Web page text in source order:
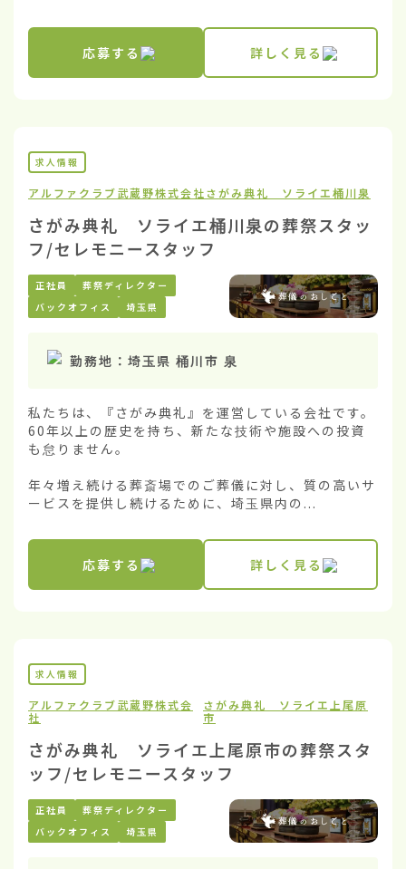
応募する 詳しく見る
求人情報
アルファクラブ武蔵野株式会社さがみ典礼 ソライエ桶川泉
さがみ典礼 ソライエ桶川泉の葬祭スタッ
フ/セレモニースタッフ
正社員
葬祭ディレクター
バックオフィス
埼玉県
勤務地： 埼玉県 桶川市 泉
私たちは、『さがみ典礼』を運営している会社です。
60年以上の歴史を持ち、新たな技術や施設への投資
も怠りません。
年々増え続ける葬斎場でのご葬儀に対し、質の高いサ
ービスを提供し続けるために、埼玉県内の...
応募する 詳しく見る
求人情報
アルファクラブ武蔵野株式会
社
さがみ典礼 ソライエ上尾原
市
さがみ典礼 ソライエ上尾原市の葬祭スタ
ッフ/セレモニースタッフ
正社員
葬祭ディレクター
バックオフィス
埼玉県